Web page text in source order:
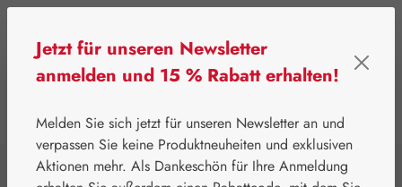
⌂ Leitner Lifecare
Blütenessenzen
Jetzt für unseren Newsletter
anmelden und 15 % Rabatt erhalten!
Melden Sie sich jetzt für unseren Newsletter an und
verpassen Sie keine Produktneuheiten und exklusiven
Aktionen mehr. Als Dankeschön für Ihre Anmeldung